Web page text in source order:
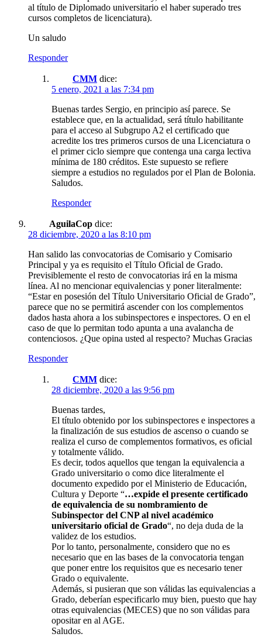
al título de Diplomado universitario el haber superado tres
cursos completos de licenciatura).
Un saludo
Responder
CMM dice:
5 enero, 2021 a las 7:34 pm
Buenas tardes Sergio, en principio así parece. Se
establece que, en la actualidad, será título habilitante
para el acceso al Subgrupo A2 el certificado que
acredite los tres primeros cursos de una Licenciatura o
el primer ciclo siempre que contenga una carga lectiva
mínima de 180 créditos. Este supuesto se refiere
siempre a estudios no regulados por el Plan de Bolonia.
Saludos.
Responder
AguilaCop dice:
28 diciembre, 2020 a las 8:10 pm
Han salido las convocatorias de Comisario y Comisario
Principal y ya es requisito el Título Oficial de Grado.
Previsiblemente el resto de convocatorias irá en la misma
línea. Al no mencionar equivalencias y poner literalmente:
“Estar en posesión del Título Universitario Oficial de Grado”,
parece que no se permitirá ascender con los complementos
dados hasta ahora a los subinspectores e inspectores. O en el
caso de que lo permitan todo apunta a una avalancha de
contenciosos. ¿Que opina usted al respecto? Muchas Gracias
Responder
CMM dice:
28 diciembre, 2020 a las 9:56 pm
Buenas tardes,
El título obtenido por los subinspectores e inspectores a
la finalización de sus estudios de ascenso o cuando se
realiza el curso de complementos formativos, es oficial
y totalmente válido.
Es decir, todos aquellos que tengan la equivalencia a
Grado universitario o como dice literalmente el
documento expedido por el Ministerio de Educación,
Cultura y Deporte “…expide el presente certificado
de equivalencia de su nombramiento de
Subinspector del CNP al nivel académico
universitario oficial de Grado“, no deja duda de la
validez de los estudios.
Por lo tanto, personalmente, considero que no es
necesario que en las bases de la convocatoria tengan
que poner entre los requisitos que es necesario tener
Grado o equivalente.
Además, si pusieran que son válidas las equivalencias a
Grado, deberían especificarlo muy bien, puesto que hay
otras equivalencias (MECES) que no son válidas para
opositar en al AGE.
Saludos.